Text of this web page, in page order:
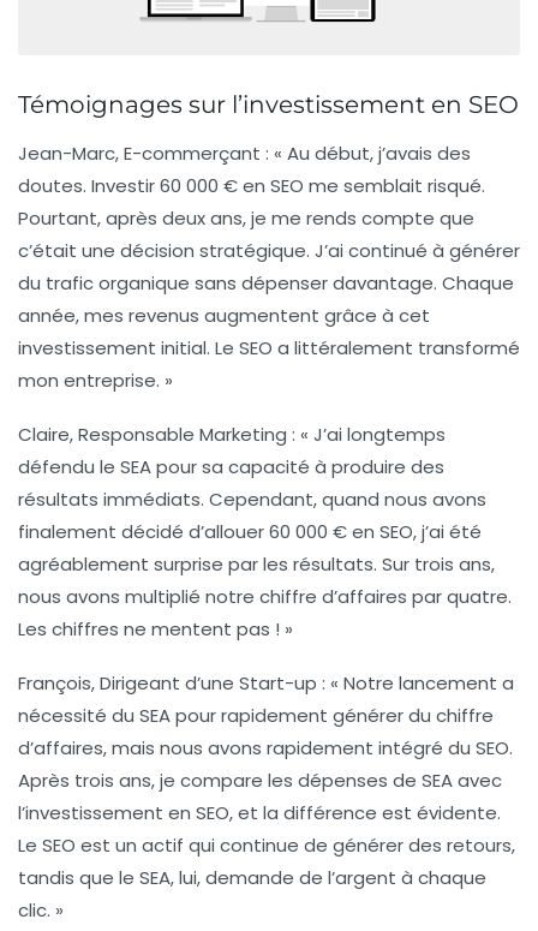
Témoignages sur l’investissement en SEO
Jean-Marc, E-commerçant : « Au début, j’avais des
doutes. Investir 60 000 € en SEO me semblait risqué.
Pourtant, après deux ans, je me rends compte que
c’était une décision stratégique. J’ai continué à générer
du trafic organique sans dépenser davantage. Chaque
année, mes revenus augmentent grâce à cet
investissement initial. Le SEO a littéralement transformé
mon entreprise. »
Claire, Responsable Marketing : « J’ai longtemps
défendu le SEA pour sa capacité à produire des
résultats immédiats. Cependant, quand nous avons
finalement décidé d’allouer 60 000 € en SEO, j’ai été
agréablement surprise par les résultats. Sur trois ans,
nous avons multiplié notre chiffre d’affaires par quatre.
Les chiffres ne mentent pas ! »
François, Dirigeant d’une Start-up : « Notre lancement a
nécessité du SEA pour rapidement générer du chiffre
d’affaires, mais nous avons rapidement intégré du SEO.
Après trois ans, je compare les dépenses de SEA avec
l’investissement en SEO, et la différence est évidente.
Le SEO est un actif qui continue de générer des retours,
tandis que le SEA, lui, demande de l’argent à chaque
clic. »